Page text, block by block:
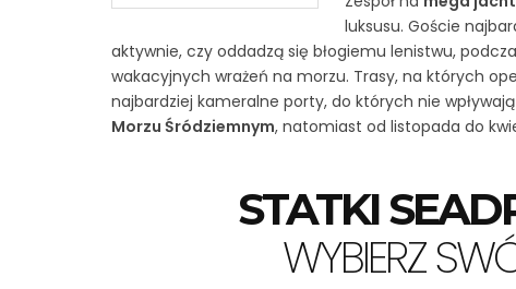
luksusu. Goście
aktywnie, czy oddadzą się błogiemu lenistwu,
wakacyjnych wrażeń na morzu. Trasy, na których
najbardziej kameralne porty, do których nie
Morzu Śródziemnym, natomiast od listopada do
STATKI
WYBIERZ